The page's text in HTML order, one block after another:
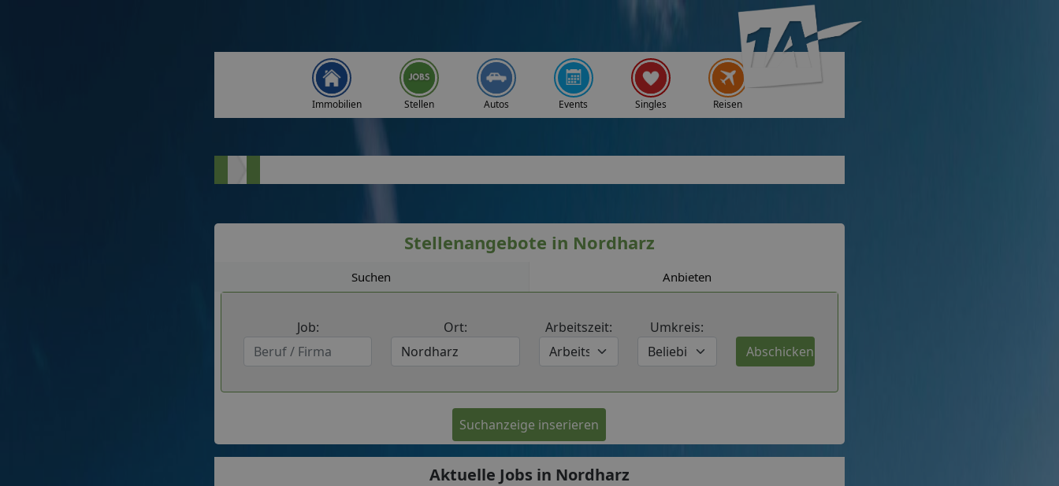
Immobilien Stellen Autos Events Singles Reisen
Stellenangebote in Nordharz
Suchen Anbieten
Job: Ort: Arbeitszeit: Umkreis:
Suchanzeige inserieren
Aktuelle Jobs in Nordharz